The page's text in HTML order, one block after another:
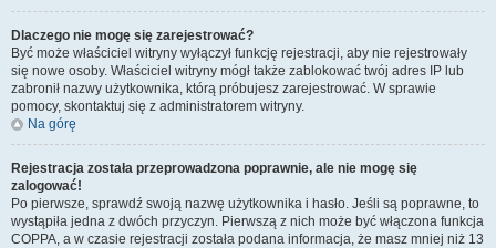
Dlaczego nie mogę się zarejestrować?
Być może właściciel witryny wyłączył funkcję rejestracji, aby nie rejestrowały
się nowe osoby. Właściciel witryny mógł także zablokować twój adres IP lub
zabronił nazwy użytkownika, którą próbujesz zarejestrować. W sprawie
pomocy, skontaktuj się z administratorem witryny.
Na górę
Rejestracja została przeprowadzona poprawnie, ale nie mogę się
zalogować!
Po pierwsze, sprawdź swoją nazwę użytkownika i hasło. Jeśli są poprawne, to
wystąpiła jedna z dwóch przyczyn. Pierwszą z nich może być włączona funkcja
COPPA, a w czasie rejestracji została podana informacja, że masz mniej niż 13